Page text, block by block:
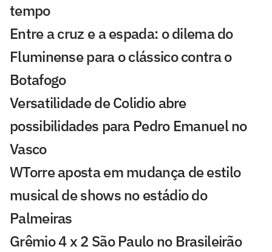
tempo
Entre a cruz e a espada: o dilema do
Fluminense para o clássico contra o
Botafogo
Versatilidade de Colidio abre
possibilidades para Pedro Emanuel no
Vasco
WTorre aposta em mudança de estilo
musical de shows no estádio do
Palmeiras
Grêmio 4 x 2 São Paulo no Brasileirão